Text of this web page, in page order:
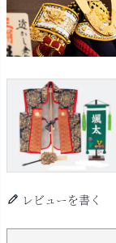
レビューを書く